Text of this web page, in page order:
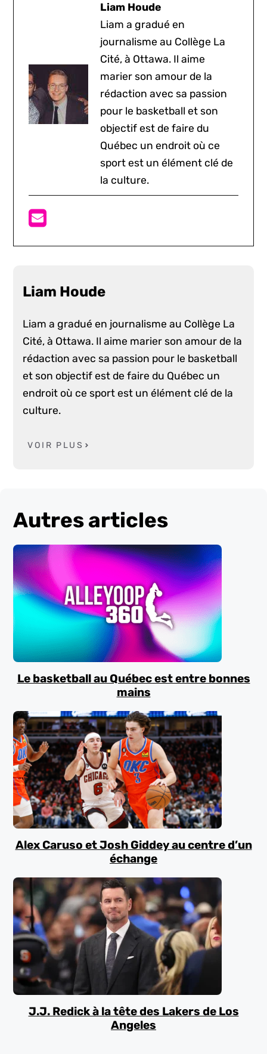
Liam Houde
Liam a gradué en
journalisme au Collège La
Cité, à Ottawa. Il aime
marier son amour de la
rédaction avec sa passion
pour le basketball et son
objectif est de faire du
Québec un endroit où ce
sport est un élément clé de
la culture.
Liam Houde
Liam a gradué en journalisme au Collège La
Cité, à Ottawa. Il aime marier son amour de la
rédaction avec sa passion pour le basketball
et son objectif est de faire du Québec un
endroit où ce sport est un élément clé de la
culture.
VOIR PLUS
Autres articles
Le basketball au Québec est entre bonnes
mains
Alex Caruso et Josh Giddey au centre d’un
échange
J.J. Redick à la tête des Lakers de Los
Angeles